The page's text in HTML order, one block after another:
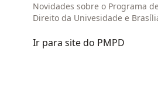
Novidades sobre o Programa
Direito da Univesidade e
Ir para site do PMPD